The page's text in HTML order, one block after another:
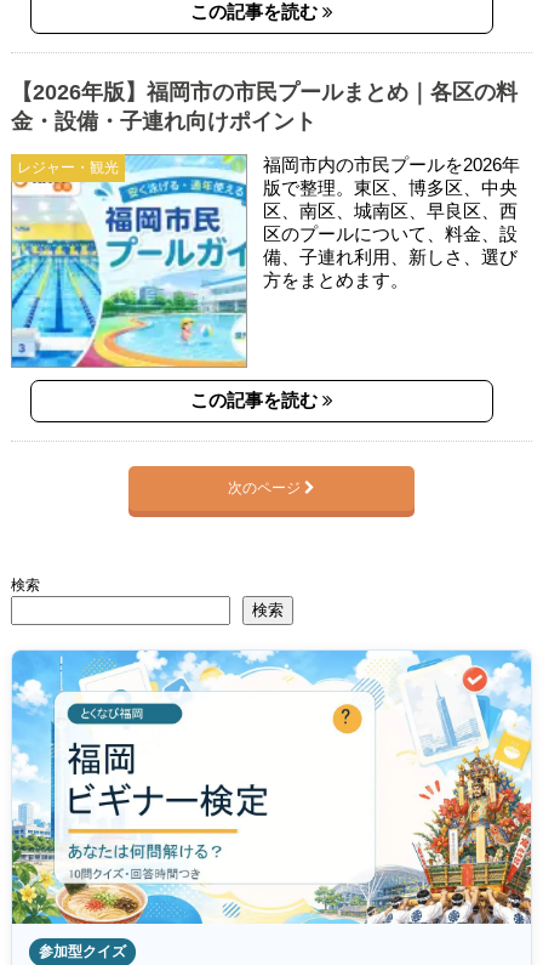
この記事を読む
レジャー・観光
【2026年版】福岡市の市民プールまとめ｜各区の料
金・設備・子連れ向けポイント
福岡市内の市民プールを2026年
版で整理。東区、博多区、中央
区、南区、城南区、早良区、西
区のプールについて、料金、設
備、子連れ利用、新しさ、選び
方をまとめます。
この記事を読む
次のページ
検索
検索
参加型クイズ